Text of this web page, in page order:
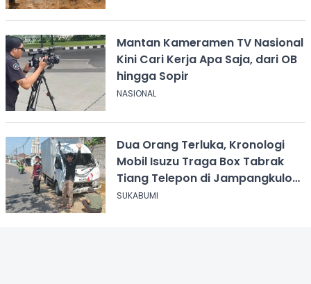
Mantan Kameramen TV Nasional
Kini Cari Kerja Apa Saja, dari OB
hingga Sopir
NASIONAL
Dua Orang Terluka, Kronologi
Mobil Isuzu Traga Box Tabrak
Tiang Telepon di Jampangkulon
Sukabumi
SUKABUMI